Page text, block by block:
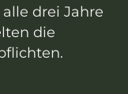
drei Jahre
die